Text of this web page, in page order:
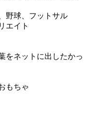
野球、フットサル
エイト
をネットに出したかっ
もちゃ